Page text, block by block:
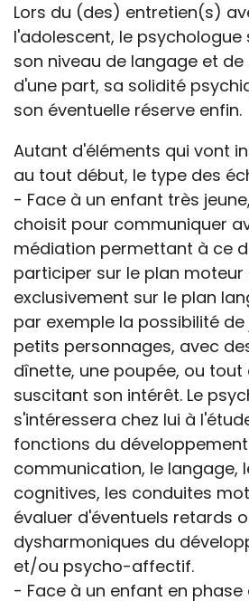
Lors du (des) entretien(s)
l'adolescent, le
son niveau de langage et
d'une part, sa solidité
son éventuelle réserve enfin.
Autant d'éléments qui vont
au tout début, le type des
- Face à un enfant très
choisit pour communiquer
médiation permettant à ce
participer sur le plan moteur
exclusivement sur le plan
par exemple la possibilité
petits personnages, avec
dînette, une poupée, ou
suscitant son intérêt. Le
s'intéressera chez lui à
fonctions du
communication, le langage,
cognitives, les conduites
évaluer d'éventuels retards
dysharmoniques du
et/ou psycho-affectif.
- Face à un enfant en